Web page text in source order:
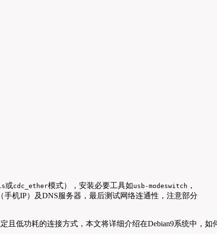
或cdc_ether模式），安装必要工具如usb-modeswitch ，
机IP）及DNS服务器，最后测试网络连通性，注意部分
且低功耗的连接方式，本文将详细介绍在Debian9系统中，如